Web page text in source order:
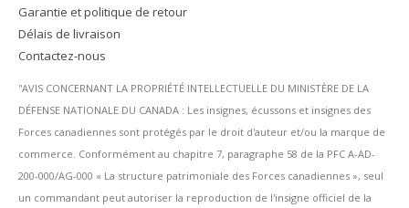
Garantie et politique de retour
Délais de livraison
Contactez-nous
''AVIS CONCERNANT LA PROPRIÉTÉ INTELLECTUELLE DU MINISTÈRE DE LA
DÉFENSE NATIONALE DU CANADA : Les insignes, écussons et insignes des
Forces canadiennes sont protégés par le droit d'auteur et/ou la marque de
commerce. Conformément au chapitre 7, paragraphe 58 de la PFC A-AD-
200-000/AG-000 « La structure patrimoniale des Forces canadiennes », seul
un commandant peut autoriser la reproduction de l'insigne officiel de la